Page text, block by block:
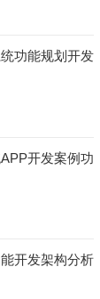
功能规划开发
开发案例功
开发架构分析